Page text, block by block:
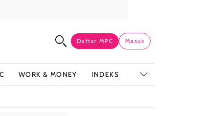
Daftar MPC Masuk
WORK & MONEY INDEKS